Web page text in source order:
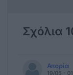
Σχόλια
Απορία
19/05 -